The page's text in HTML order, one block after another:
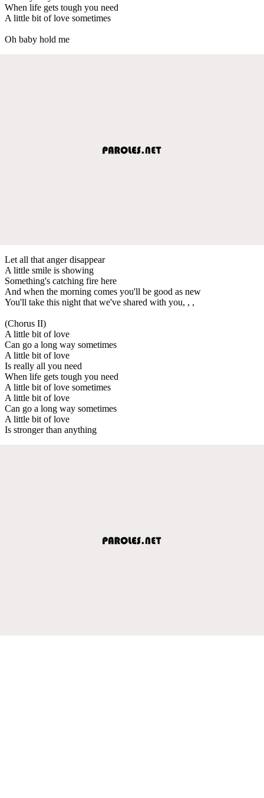
When life gets tough you need
A little bit of love sometimes
Oh baby hold me
Let all that anger disappear
A little smile is showing
Something's catching fire here
And when the morning comes you'll be good as new
You'll take this night that we've shared with you, , ,
(Chorus II)
A little bit of love
Can go a long way sometimes
A little bit of love
Is really all you need
When life gets tough you need
A little bit of love sometimes
A little bit of love
Can go a long way sometimes
A little bit of love
Is stronger than anything